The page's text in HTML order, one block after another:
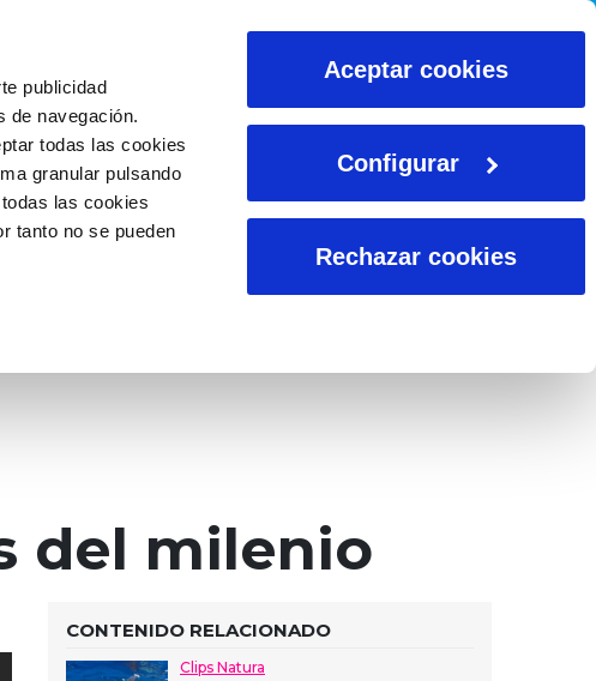
publicidad
de navegación.
todas las cookies
granular pulsando
las cookies
tanto no se pueden
Aceptar cookies
Configurar
Rechazar cookies
del milenio
CONTENIDO RELACIONADO
Clips Natura